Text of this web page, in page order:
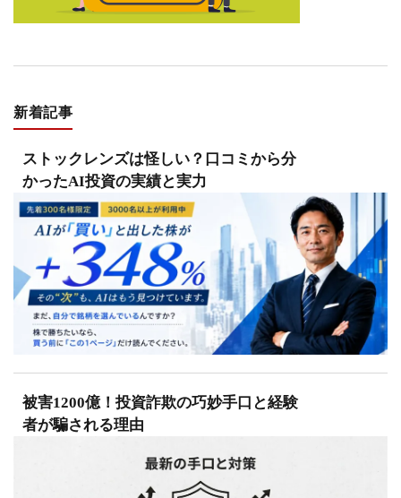
新着記事
ストックレンズは怪しい？口コミから分
かったAI投資の実績と実力
被害1200億！投資詐欺の巧妙手口と経験
者が騙される理由